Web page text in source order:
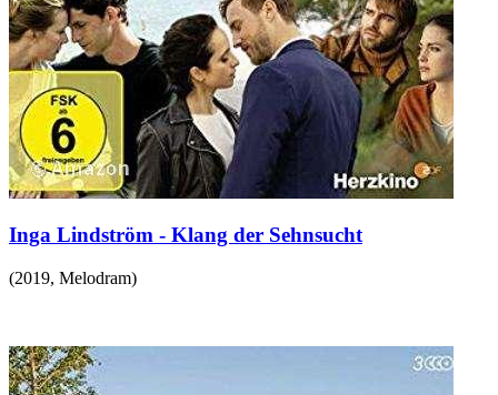
Inga Lindström - Klang der Sehnsucht
(2019, Melodram)